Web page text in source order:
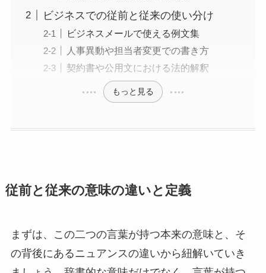
ビジネスでの従前と従来の使い分け
ビジネスメールで使える例文集
人事異動や担当者変更での書き方
契約書や公用文における法的解釈
もっと見る
従前と従来の意味の違いと定義
まずは、この二つの言葉が持つ本来の意味と、そ
の背後にあるニュアンスの違いから紐解いていき